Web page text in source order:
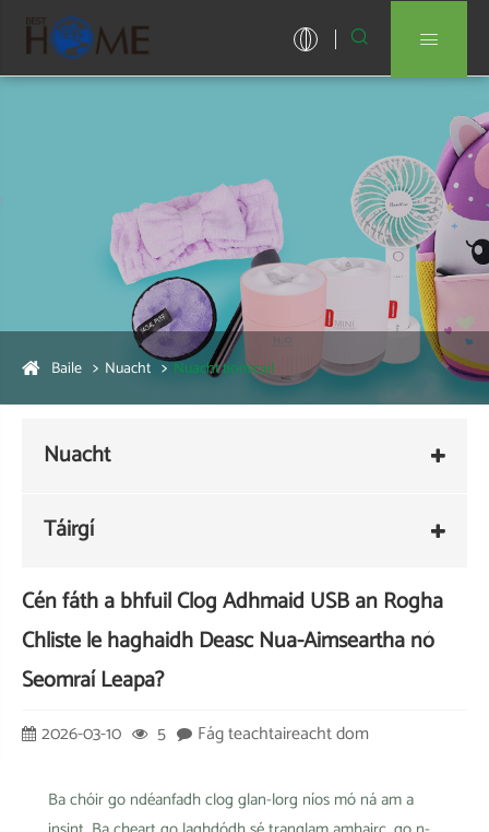
 
Baile Nuacht Nuacht tionscail
Nuacht
Táirgí
Cén fáth a bhfuil Clog Adhmaid USB an Rogha
Chliste le haghaidh Deasc Nua-Aimseartha nó
Seomraí Leapa?
2026-03-10 5 Fág teachtaireacht dom
Ba chóir go ndéanfadh clog glan-lorg níos mó ná am a